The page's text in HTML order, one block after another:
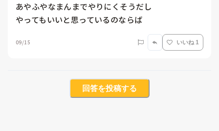
あやふやなまんまでやりにくそうだし
やってもいいと思っているのならば
09/15 いいね 1
回答を投稿する